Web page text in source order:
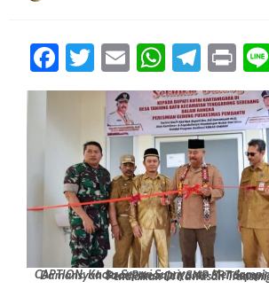
Facebook
Twitter
Email
CAPTION: Kades Separi Supriyanto Mendampingi Bupati Kukar Edi Damansyah Saat Peresmian SMP SPT Separi, Simbol Kemajuan Pendidikan Di